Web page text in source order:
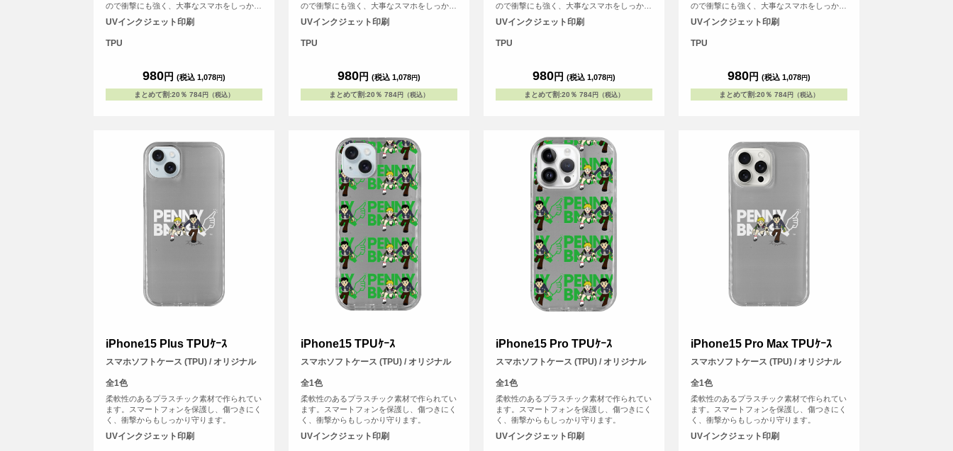
ので衝撃にも強く、大事なスマホをしっかり
と守ります。
UVインクジェット印刷
TPU
980円 (税込 1,078 円)
まとめて割:20％ 784 円（税込）
ので衝撃にも強く、大事なスマホをしっかり
と守ります。
UVインクジェット印刷
TPU
980円 (税込 1,078 円)
まとめて割:20％ 784 円（税込）
ので衝撃にも強く、大事なスマホをしっかり
と守ります。
UVインクジェット印刷
TPU
980円 (税込 1,078 円)
まとめて割:20％ 784 円（税込）
ので衝撃にも強く、大事なスマホをしっかり
と守ります。
UVインクジェット印刷
TPU
980円 (税込 1,078 円)
まとめて割:20％ 784 円（税込）
iPhone15 Plus TPUｹｰｽ
スマホソフトケース (TPU) / オリジナル
全1色
柔軟性のあるプラスチック素材で作られてい
ます。スマートフォンを保護し、傷つきにく
く、衝撃からもしっかり守ります。
UVインクジェット印刷
iPhone15 TPUｹｰｽ
スマホソフトケース (TPU) / オリジナル
全1色
柔軟性のあるプラスチック素材で作られてい
ます。スマートフォンを保護し、傷つきにく
く、衝撃からもしっかり守ります。
UVインクジェット印刷
iPhone15 Pro TPUｹｰｽ
スマホソフトケース (TPU) / オリジナル
全1色
柔軟性のあるプラスチック素材で作られてい
ます。スマートフォンを保護し、傷つきにく
く、衝撃からもしっかり守ります。
UVインクジェット印刷
iPhone15 Pro Max TPUｹｰｽ
スマホソフトケース (TPU) / オリジナル
全1色
柔軟性のあるプラスチック素材で作られてい
ます。スマートフォンを保護し、傷つきにく
く、衝撃からもしっかり守ります。
UVインクジェット印刷